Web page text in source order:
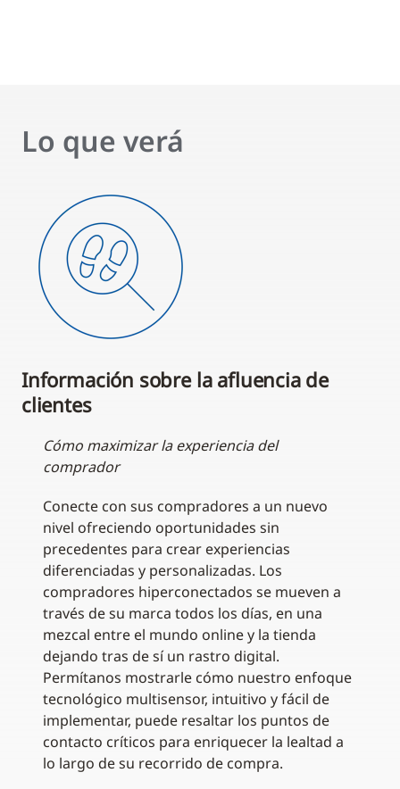
Lo que verá
Información sobre la afluencia de
clientes
Cómo maximizar la experiencia del
comprador
Conecte con sus compradores a un nuevo
nivel ofreciendo oportunidades sin
precedentes para crear experiencias
diferenciadas y personalizadas. Los
compradores hiperconectados se mueven a
través de su marca todos los días, en una
mezcal entre el mundo online y la tienda
dejando tras de sí un rastro digital.
Permítanos mostrarle cómo nuestro enfoque
tecnológico multisensor, intuitivo y fácil de
implementar, puede resaltar los puntos de
contacto críticos para enriquecer la lealtad a
lo largo de su recorrido de compra.